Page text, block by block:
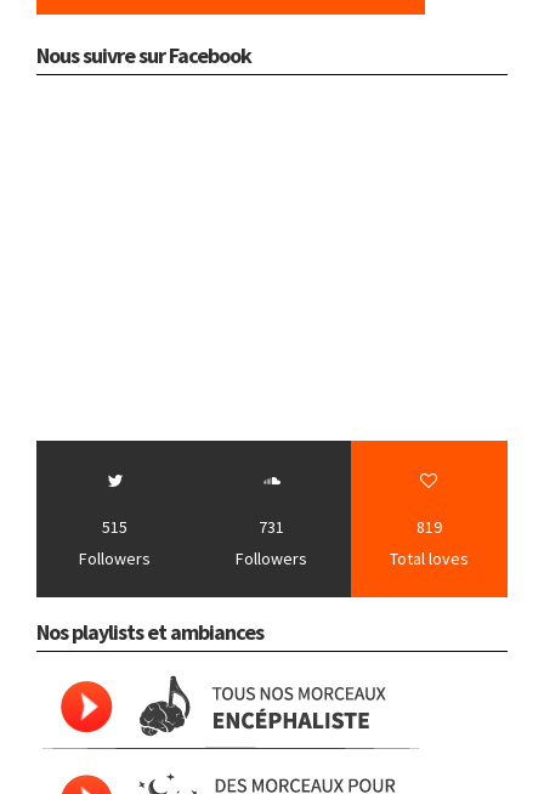
Nous suivre sur Facebook
515
Followers
731
Followers
819
Total loves
Nos playlists et ambiances